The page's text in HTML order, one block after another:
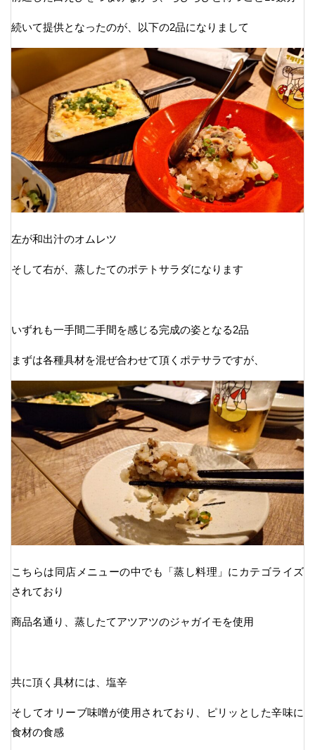
続いて提供となったのが、以下の2品になりまして
左が和出汁のオムレツ
そして右が、蒸したてのポテトサラダになります
いずれも一手間二手間を感じる完成の姿となる2品
まずは各種具材を混ぜ合わせて頂くポテサラですが、
こちらは同店メニューの中でも「蒸し料理」にカテゴライズ
されており
商品名通り、蒸したてアツアツのジャガイモを使用
共に頂く具材には、塩辛
そしてオリーブ味噌が使用されており、ピリッとした辛味に
食材の食感